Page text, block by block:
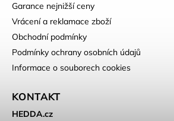
Garance nejnižší ceny
Vrácení a reklamace zboží
Obchodní podmínky
Podmínky ochrany osobních údajů
Informace o souborech cookies
KONTAKT
HEDDA.cz